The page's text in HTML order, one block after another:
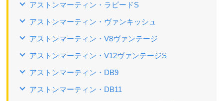
アストンマーティン・ラピードS
アストンマーティン・ヴァンキッシュ
アストンマーティン・V8ヴァンテージ
アストンマーティン・V12ヴァンテージS
アストンマーティン・DB9
アストンマーティン・DB11